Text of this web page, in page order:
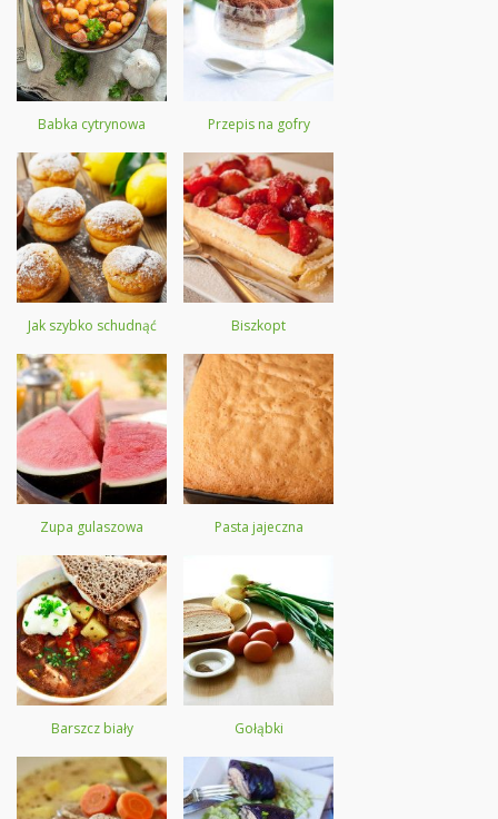
Babka cytrynowa Przepis na gofry
Jak szybko schudnąć Biszkopt
Zupa gulaszowa Pasta jajeczna
Barszcz biały Gołąbki